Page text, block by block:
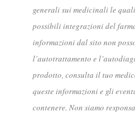
generali sui medicinali le
possibili integrazioni del
informazioni dal sito non
l’autotrattamento e
prodotto, consulta il tuo
queste informazioni e gli
contenere. Non siamo